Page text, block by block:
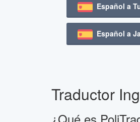
Español a
Español a
Traductor